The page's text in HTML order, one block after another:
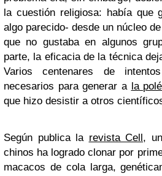
la cuestión religiosa: había que
algo parecido- desde un núcleo
que no gustaba en algunos
parte, la eficacia de la técnica
Varios centenares de
necesarios para generar a la
que hizo desistir a otros
Según publica la revista Cell,
chinos ha logrado clonar por
macacos de cola larga,